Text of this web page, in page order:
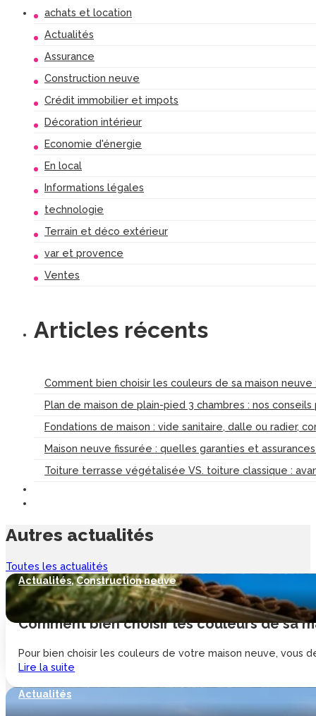
achats et location
Actualités
Assurance
Construction neuve
Crédit immobilier et impots
Décoration intérieur
Economie d'énergie
En local
Informations légales
technologie
Terrain et déco extérieur
var et provence
Ventes
Articles récents
Comment bien choisir les couleurs de sa maison
Plan de maison de plain-pied 3 chambres : nos
Fondations de maison : vide sanitaire, dalle ou radier,
Maison neuve fissurée : quelles garanties et
Toiture terrasse végétalisée VS. toiture classique :
Autres actualités
Toutes les actualités
Actualités,Construction neuve
Comment bien choisir les couleurs de sa
Pour bien choisir les couleurs de votre maison neuve, vous
Lire la suite
Actualités